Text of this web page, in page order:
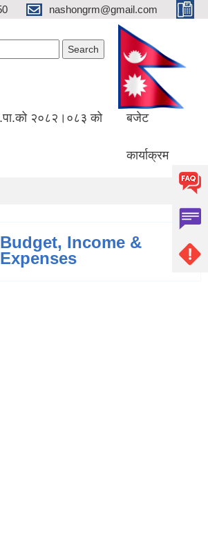
nashongrm@gmail.com
२०८२।०८३ को बजेट
कार्याक्रम
Budget, Income &
Expenses